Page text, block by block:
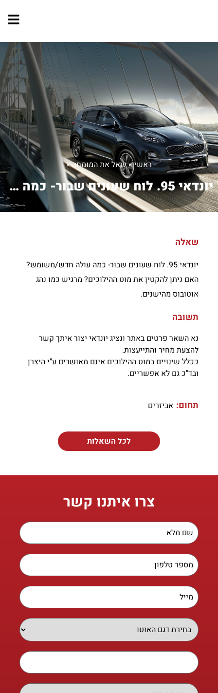
ראשי»שאל את המומחה»
יונדאי 95. לוח שעונים שבור- כמה עולה ...
שאלה
יונדאי 95. לוח שעונים שבור- כמה עולה חדש/משומש?
האם ניתן להקטין את מוט ההילוכים? מרגיש כמו נהג
אוטובוס מהישנים.
תשובה
נא השאר פרטים באתר ונציג יונדאי יצור איתך קשר
להצעת מחיר והתייעצות.
ככלל שינויים במוט ההילוכים אינם מאושרים ע"י היצרן
ובד"כ גם לא אפשריים.
תחום: אביזרים
לכל השאלות
צרו איתנו קשר